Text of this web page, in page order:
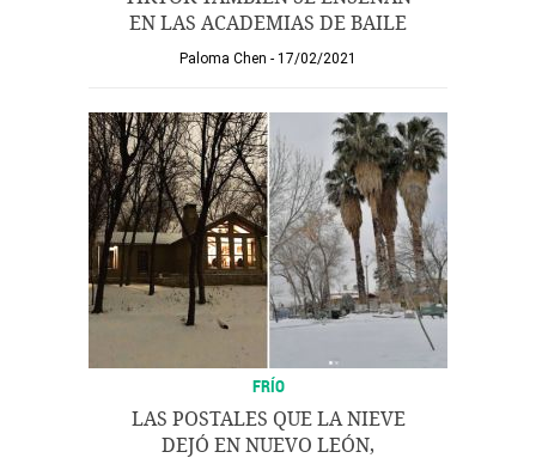
EN LAS ACADEMIAS DE BAILE
Paloma Chen 17/02/2021
FRÍO
LAS POSTALES QUE LA NIEVE
DEJÓ EN NUEVO LEÓN,